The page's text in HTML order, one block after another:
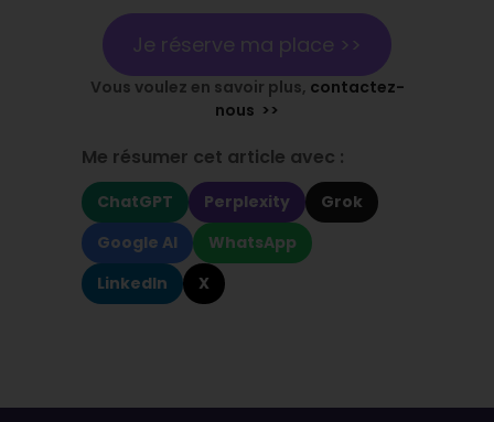
Je réserve ma place >>
Vous voulez en savoir plus, contactez-
nous >>
Me résumer cet article avec :
ChatGPT Perplexity
Grok
Google AI
WhatsApp
LinkedIn
X